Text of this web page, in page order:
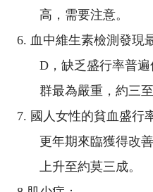
高，需要注意。
6. 血 中維生素檢測發現
D ，缺乏盛行率普
群最為嚴重，約三至
7. 國人女性的貧血盛行
更年期來臨獲得改
上升至約莫三成。